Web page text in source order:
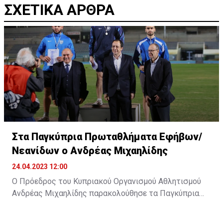
ΣΧΕΤΙΚΑ ΑΡΘΡΑ
Στα Παγκύπρια Πρωταθλήματα Εφήβων/
Νεανίδων ο Ανδρέας Μιχαηλίδης
24.04.2023 12:00
Ο Πρόεδρος του Κυπριακού Οργανισμού Αθλητισμού
Ανδρέας Μιχαηλίδης παρακολούθησε τα Παγκύπρια